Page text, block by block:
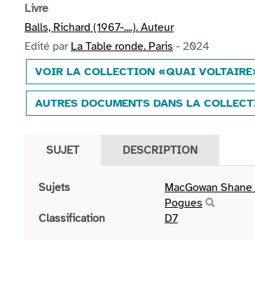
Livre
Balls, Richard (1967-....). Auteur
Edité par La Table ronde. Paris - 2024
VOIR LA COLLECTION «QUAI
AUTRES DOCUMENTS DANS LA
SUJET DESCRIPTION
Sujets
MacGowan
Pogues
Classification
D7